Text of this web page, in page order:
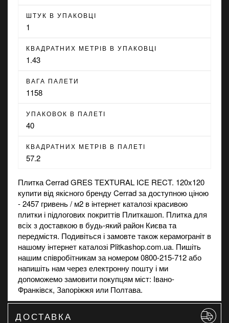
ШТУК В УПАКОВЦІ
1
КВАДРАТНИХ МЕТРІВ В УПАКОВЦІ
1.43
ВАГА ПАЛЕТИ
1158
УПАКОВОК В ПАЛЕТІ
40
КВАДРАТНИХ МЕТРІВ В ПАЛЕТІ
57.2
Плитка Cerrad GRES TEXTURAL ICE RECT. 120x120
купити від якісного бренду Cerrad за доступною ціною
- 2457 гривень / м2 в інтернет каталозі красивою
плитки і підлогових покриттів Плиткашоп. Плитка для
всіх з доставкою в будь-який район Києва та
передмістя. Подивіться і замовте також керамограніт в
нашому інтернет каталозі Plitkashop.com.ua. Пишіть
нашим співробітникам за номером 0800-215-712 або
напишіть нам через електронну пошту і ми
допоможемо замовити покупцям міст: Івано-
Франківск, Запоріжжя или Полтава.
ДОСТАВКА